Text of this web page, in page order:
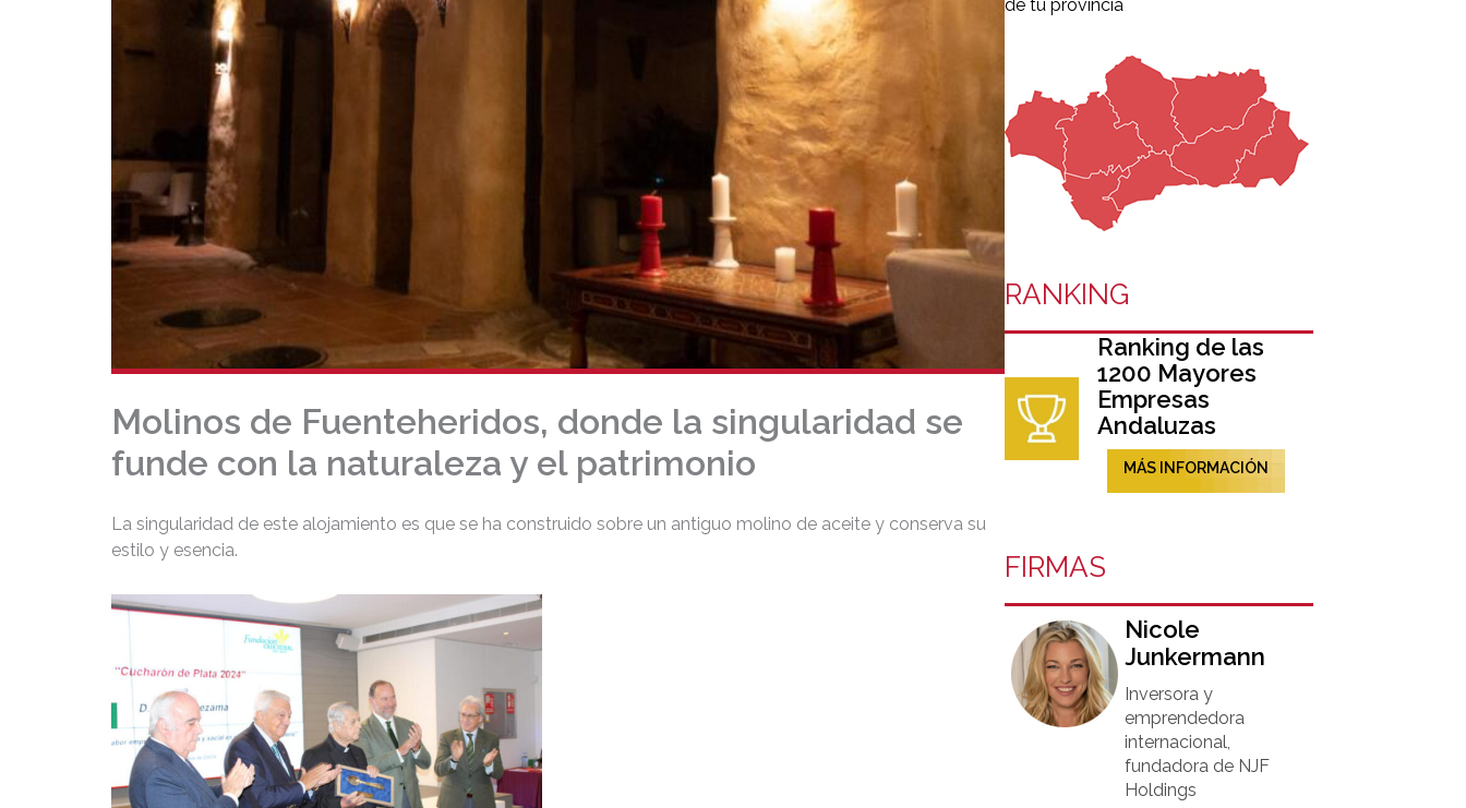
Molinos de Fuenteheridos, donde la singularidad se
funde con la naturaleza y el patrimonio
La singularidad de este alojamiento es que se ha construido sobre un antiguo molino de aceite y conserva su
estilo y esencia.
de tu provincia
RANKING
Ranking de las
1200 Mayores
Empresas
Andaluzas
MÁS INFORMACIÓN
FIRMAS
Nicole
Junkermann​
Inversora y
emprendedora
internacional,
fundadora de NJF
Holdings